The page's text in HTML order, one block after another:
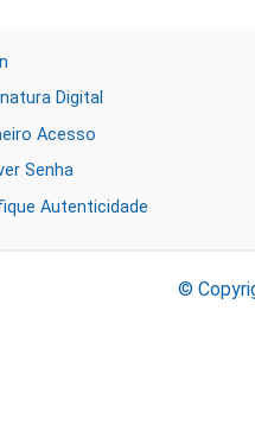
Digital
Acesso
Senha
Autenticidade
©